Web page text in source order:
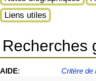
Liens utiles
Recherches
AIDE: Critère de